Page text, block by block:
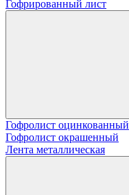
Гофрированный лист
Гофролист оцинкованный
Гофролист окрашенный
Лента металлическая